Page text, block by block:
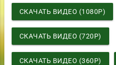
СКАЧАТЬ ВИДЕО (1080P)
СКАЧАТЬ ВИДЕО (720P)
СКАЧАТЬ ВИДЕО (360P)